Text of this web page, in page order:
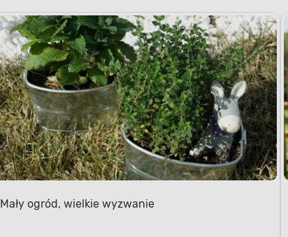
Mały ogród, wielkie wyzwanie